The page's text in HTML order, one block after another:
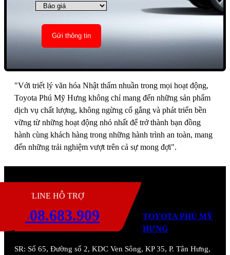
"Với triết lý văn hóa Nhật thấm nhuần trong mọi hoạt động,
Toyota Phú Mỹ Hưng không chỉ mang đến những sản phẩm
dịch vụ chất lượng, không ngừng cố gắng và phát triển bền
vững từ những hoạt động nhỏ nhất để trở thành bạn đồng
hành cùng khách hàng trong những hành trình an toàn, mang
đến những trải nghiệm vượt trên cả sự mong đợi".
HOTLINE HỖ TRỢ
0908.683.909
TOYOTA PHÚ MỸ
HƯNG
SR: Số 65, Đường số 2, KDC Ven Sông, KP 35, P. Tân Hưng,